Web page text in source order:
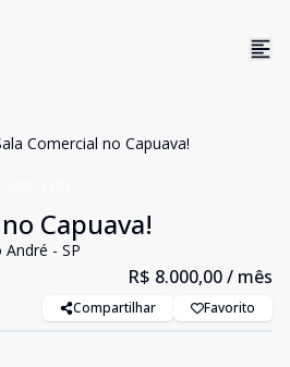
Comercial no Capuava!
Capuava!
- SP
R$ 8.000,00/ mês
Compartilhar Favorito